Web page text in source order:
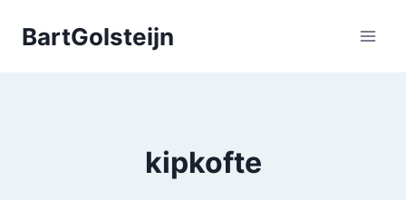
naarBartGolsteijn
kipkofte